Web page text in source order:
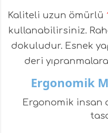
Kaliteli uzun ömürlü
kullanabilirsiniz.
dokuludur. Esnek
deri yıpranmalara
Ergonomik
Ergonomik insan